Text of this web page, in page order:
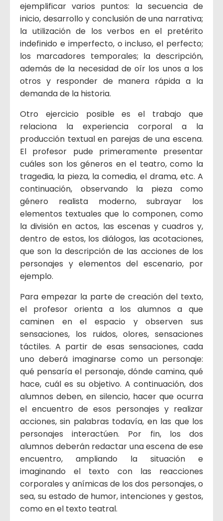
ejemplificar varios puntos: la secuencia de
inicio, desarrollo y conclusión de una narrativa;
la utilización de los verbos en el pretérito
indefinido e imperfecto, o incluso, el perfecto;
los marcadores temporales; la descripción,
además de la necesidad de oír los unos a los
otros y responder de manera rápida a la
demanda de la historia.
Otro ejercicio posible es el trabajo que
relaciona la experiencia corporal a la
producción textual en parejas de una escena.
El profesor pude primeramente presentar
cuáles son los géneros en el teatro, como la
tragedia, la pieza, la comedia, el drama, etc. A
continuación, observando la pieza como
género realista moderno, subrayar los
elementos textuales que lo componen, como
la división en actos, las escenas y cuadros y,
dentro de estos, los diálogos, las acotaciones,
que son la descripción de las acciones de los
personajes y elementos del escenario, por
ejemplo.
Para empezar la parte de creación del texto,
el profesor orienta a los alumnos a que
caminen en el espacio y observen sus
sensaciones, los ruidos, olores, sensaciones
táctiles. A partir de esas sensaciones, cada
uno deberá imaginarse como un personaje:
qué pensaría el personaje, dónde camina, qué
hace, cuál es su objetivo. A continuación, dos
alumnos deben, en silencio, hacer que ocurra
el encuentro de esos personajes y realizar
acciones, sin palabras todavía, en las que los
personajes interactúen. Por fin, los dos
alumnos deberán redactar una escena de ese
encuentro, ampliando la situación e
imaginando el texto con las reacciones
corporales y anímicas de los dos personajes, o
sea, su estado de humor, intenciones y gestos,
como en el texto teatral.